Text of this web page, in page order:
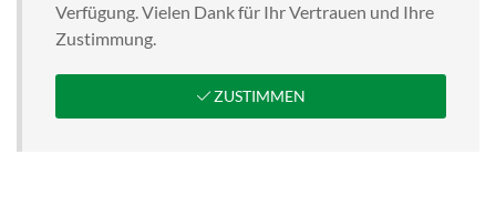
Verfügung. Vielen Dank für Ihr Vertrauen und Ihre
Zustimmung.
ZUSTIMMEN